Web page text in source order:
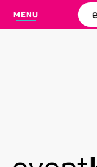
MENU